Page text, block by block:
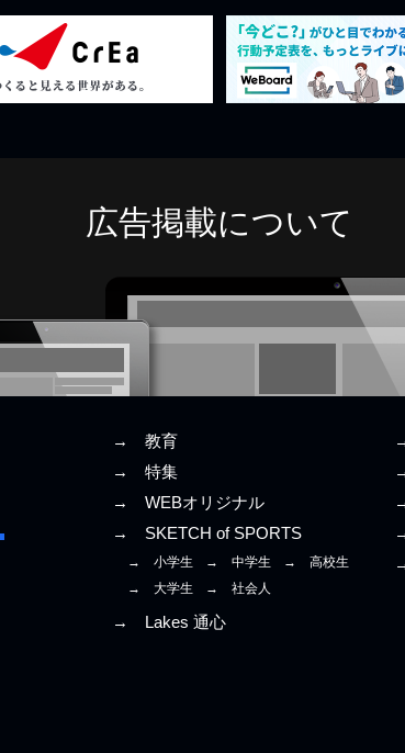
広告掲載について
→ 教育
→ 特集
→ WEBオリジナル
→ SKETCH of SPORTS
→ 小学生 → 中学生
→ 高校生
→ 大学生
→ 社会人
→ Lakes 通心